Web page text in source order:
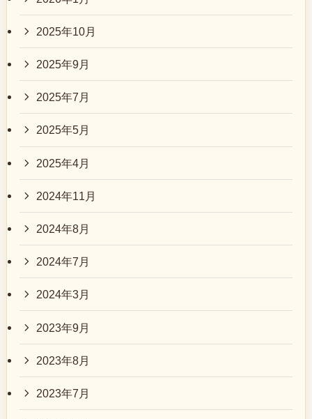
2025年10月
2025年9月
2025年7月
2025年5月
2025年4月
2024年11月
2024年8月
2024年7月
2024年3月
2023年9月
2023年8月
2023年7月